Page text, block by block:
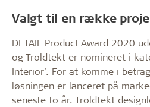
Valgt til en række
DETAIL Product Award 2020
og Troldtekt er nomineret i
Interior’. For at komme i
løsningen er lanceret på
seneste to år. Troldtekt